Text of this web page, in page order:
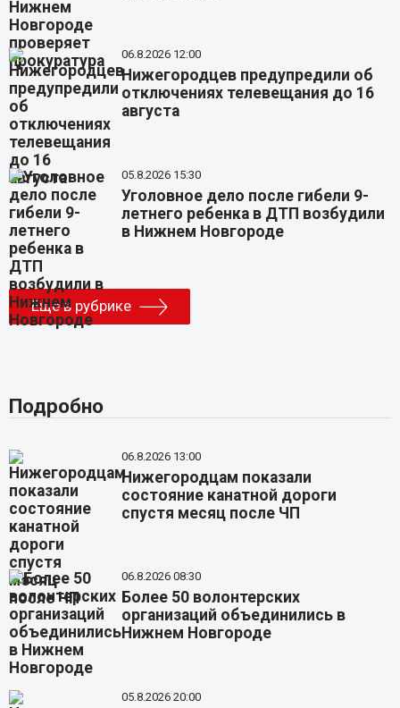
06.8.2026 12:00
Нижегородцев предупредили об
отключениях телевещания до 16
августа
05.8.2026 15:30
Уголовное дело после гибели 9-
летнего ребенка в ДТП возбудили
в Нижнем Новгороде
Еще в рубрике
Подробно
06.8.2026 13:00
Нижегородцам показали
состояние канатной дороги
спустя месяц после ЧП
06.8.2026 08:30
Более 50 волонтерских
организаций объединились в
Нижнем Новгороде
05.8.2026 20:00